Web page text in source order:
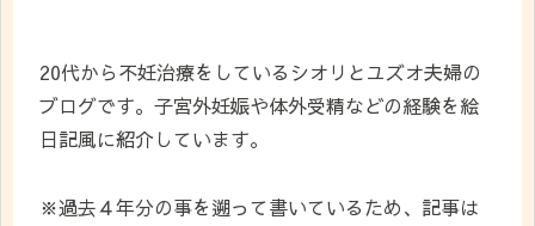
20代から不妊治療をしているシオリとユズオ夫婦の
ブログです。子宮外妊娠や体外受精などの経験を絵
日記風に紹介しています。
※過去４年分の事を遡って書いているため、記事は